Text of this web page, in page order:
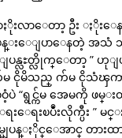
းလာေတာ့ ဦး ႏိုးေန
ဖုန္းေျပာေနတဲ့ အသံ
လႊတ္လိုက္ေတာ့ ” ဟုျဖ
ငိုမိသည္ က်မ ငိုသံၾက
ပဲ “ရွင္က်မ အေမကို ဖမ္
းေရးၿပဳံးလိုက္ပီး ” မ
န္ႏိုင္ေအာင္ တားထား